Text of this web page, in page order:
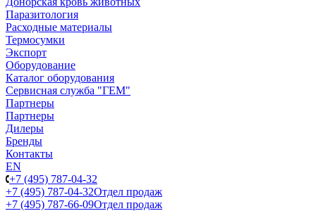
Паразитология
Расходные материалы
Термосумки
Экспорт
Оборудование
Каталог оборудования
Сервисная служба "ГЕМ"
Партнеры
Партнеры
Дилеры
Бренды
Контакты
EN
+7 (495) 787-04-32
+7 (495) 787-04-32Отдел продаж
+7 (495) 787-66-09Отдел продаж